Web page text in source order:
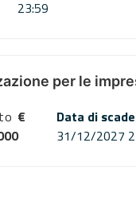
23:59
per le
€
Data di
31/12/2027